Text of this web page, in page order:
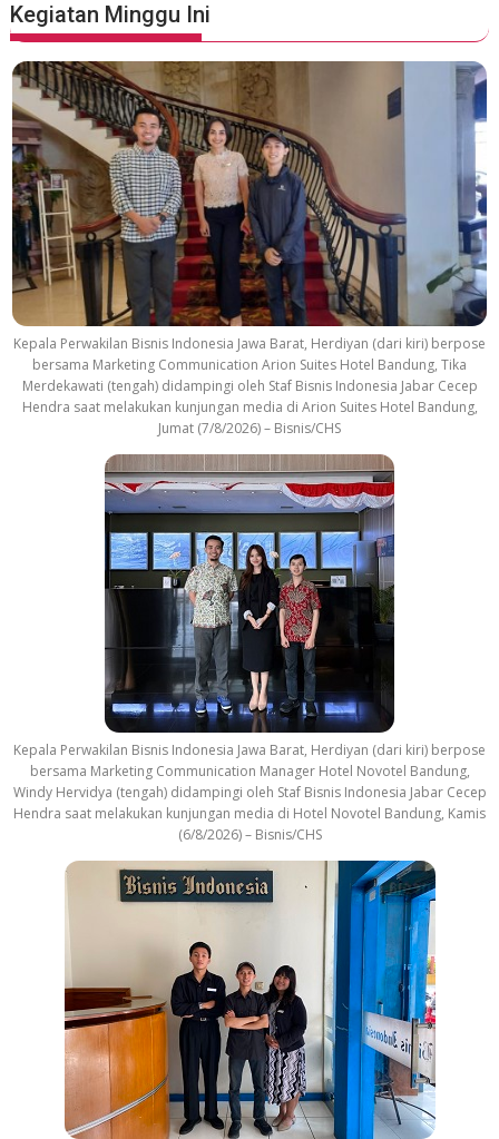
Kegiatan Minggu Ini
Kepala Perwakilan Bisnis Indonesia Jawa Barat, Herdiyan (dari kiri) berpose
bersama Marketing Communication Arion Suites Hotel Bandung, Tika
Merdekawati (tengah) didampingi oleh Staf Bisnis Indonesia Jabar Cecep
Hendra saat melakukan kunjungan media di Arion Suites Hotel Bandung,
Jumat (7/8/2026) – Bisnis/CHS
Kepala Perwakilan Bisnis Indonesia Jawa Barat, Herdiyan (dari kiri) berpose
bersama Marketing Communication Manager Hotel Novotel Bandung,
Windy Hervidya (tengah) didampingi oleh Staf Bisnis Indonesia Jabar Cecep
Hendra saat melakukan kunjungan media di Hotel Novotel Bandung, Kamis
(6/8/2026) – Bisnis/CHS